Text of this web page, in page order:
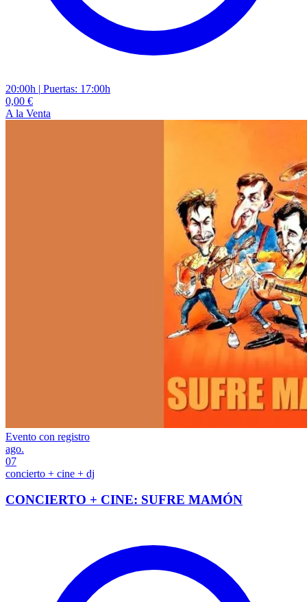
20:00h | Puertas: 17:00h
0,00 €
A la Venta
Evento con registro
ago.
07
concierto + cine + dj
CONCIERTO + CINE: SUFRE MAMÓN